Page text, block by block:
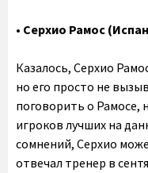
•‎ Серхио Рамос
Казалось, Серхио
но его просто не
поговорить о Рамосе,
игроков лучших на
сомнений, Серхио
отвечал тренер в